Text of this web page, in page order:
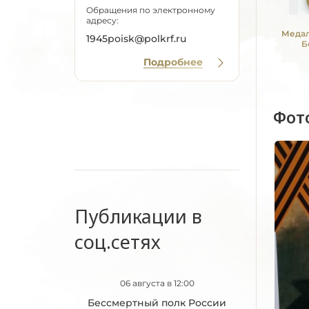
Обращения по электронному
адресу:
1945poisk@polkrf.ru
Подробнее
Публикации в
соц.сетях
06 августа в 12:00
Бессмертный полк России